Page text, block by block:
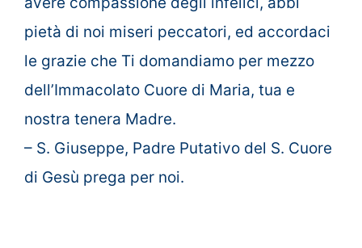
pietà di noi miseri peccatori, ed accordaci
le grazie che Ti domandiamo per mezzo
dell’Immacolato Cuore di Maria, tua e
nostra tenera Madre.
– S. Giuseppe, Padre Putativo del S. Cuore
di Gesù prega per noi.